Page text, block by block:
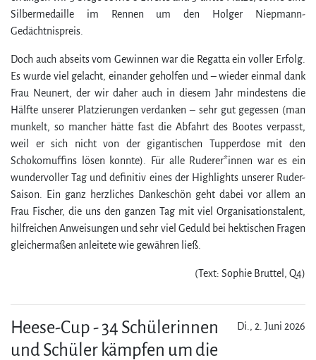
Silbermedaille im Rennen um den Holger Niepmann-
Gedächtnispreis.
Doch auch abseits vom Gewinnen war die Regatta ein voller Erfolg.
Es wurde viel gelacht, einander geholfen und – wieder einmal dank
Frau Neunert, der wir daher auch in diesem Jahr mindestens die
Hälfte unserer Platzierungen verdanken – sehr gut gegessen (man
munkelt, so mancher hätte fast die Abfahrt des Bootes verpasst,
weil er sich nicht von der gigantischen Tupperdose mit den
Schokomuffins lösen konnte). Für alle Ruderer*innen war es ein
wundervoller Tag und definitiv eines der Highlights unserer Ruder-
Saison. Ein ganz herz­liches Dankeschön geht dabei vor allem an
Frau Fischer, die uns den ganzen Tag mit viel Organisationstalent,
hilfreichen Anweisungen und sehr viel Geduld bei hektischen Fragen
gleichermaßen anleitete wie gewähren ließ.
(Text: Sophie Bruttel, Q4)
Di., 2. Juni 2026
Heese-Cup - 34 Schüler­innen
und Schüler kämpfen um die